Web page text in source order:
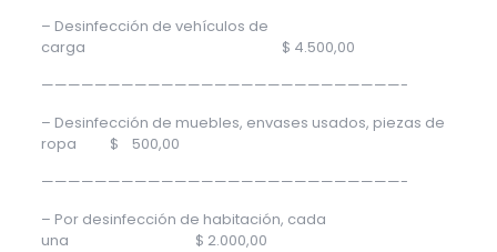
– Desinfección de vehículos de
carga $ 4.500,00
———————————————————————————-
– Desinfección de muebles, envases usados, piezas de
ropa $ 500,00
———————————————————————————-
– Por desinfección de habitación, cada
una $ 2.000,00